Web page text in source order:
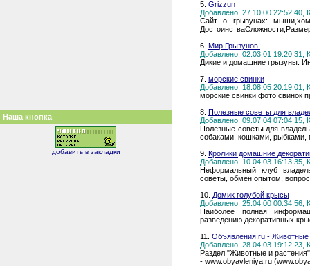
Наша кнопка
добавить в закладки
5. Grizzun
Добавлено: 27.10.00 22:52:40,
Сайт о грызунах:
6. Мир Грызунов!
Добавлено: 02.03.01 19:20:31,
Дикие и домашние грызуны.
7. морские свинки
Добавлено: 18.08.05 20:19:01,
морские свинки фото свинок
8. Полезные советы для
Добавлено: 09.07.04 07:04:15,
Полезные советы для
собаками, кошками, рыбками,
9. Кролики домашние
Добавлено: 10.04.03 16:13:35,
Неформальный клуб
советы, обмен опытом,
10. Домик голубой крысы
Добавлено: 25.04.00 00:34:56,
Наиболее полная
разведению декоративных
11. Объявления.ru - Животные
Добавлено: 28.04.03 19:12:23,
Раздел "Животные и
- www.obyavleniya.ru